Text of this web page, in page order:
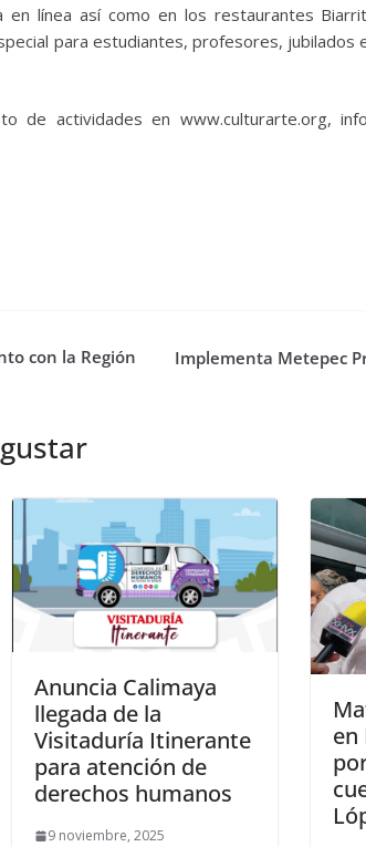
en línea así como en los restaurantes
para estudiantes, profesores, jubilados
de actividades en www.culturarte.org,
con la Región
Implementa Metepec
Anuncia Calimaya
llegada de la
Visitaduría Itinerante
para atención de
derechos humanos
9 noviembre, 2025
en